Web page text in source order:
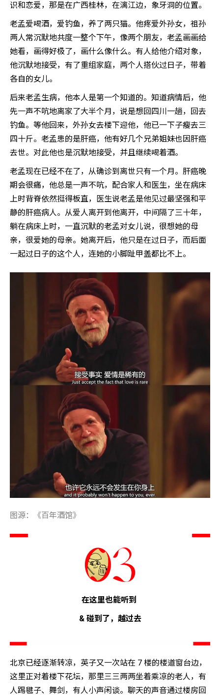
识和恋爱，那是在广西桂林，在漓江边，象牙洞的位置。
老孟爱喝酒，爱钓鱼，养了两只猫。他疼爱外孙女，祖孙
两人常沉默地共度一整个下午，像两个朋友，老孟画画给
她看，画得好极了，画什么像什么。有人给他介绍对象，
他沉默地接受，有了重组家庭，两个人搭伙过日子，带着
各自的女儿。
后来老孟生病，他本人是第一个知道的。知道病情后，他
先一声不吭地离家了大半个月，说是想回四川一趟，回去
钓鱼。等他回来，外孙女去楼下迎他，他已一下子瘦去三
四十斤。老孟患的是肝癌，他有好几个兄弟姐妹也因肝癌
去世。对此他也是沉默地接受，并且继续喝着酒。
老孟现在已经不在了，从确诊到离世只有一个月。肝癌晚
期会很痛，他总是一声不吭，配合家人和医生，坐在病床
上时背脊依然挺得板直，医生说老孟是他见过最坚强和平
静的肝癌病人。从爱人离开到他离开，中间隔了三十年，
躺在病床上时，一直沉默的老孟对女儿说，很想她的母
亲，很爱她的母亲。她离开后，他只是在过日子，而后面
一起过日子的这个人，连她的小脚趾甲盖都比不上。
图源：《百年酒馆》
在这里也能听到
& 碰到了，越过去
北京已经逐渐转凉，英子又一次站在 7 楼的楼道窗台边，
这里正对着楼下花坛，那里三三两两坐着乘凉的老人，有
人踢毽子、舞剑，有人小声闲谈。聊天的声音通过楼房回